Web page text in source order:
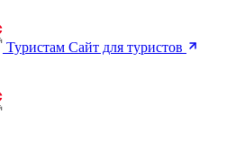
Туристам Сайт для туристов